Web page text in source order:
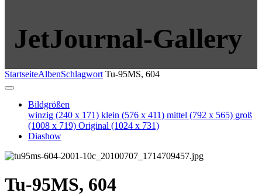
JetJournal-Gallery
StartseiteAlbenSchlagwort Tu-95MS, 604
Bildgrößen
winzig (240 x 171) klein (576 x 411) mittel (792 x 565) groß
(1008 x 719) Original (1024 x 731)
Diashow
Tu-95MS, 604